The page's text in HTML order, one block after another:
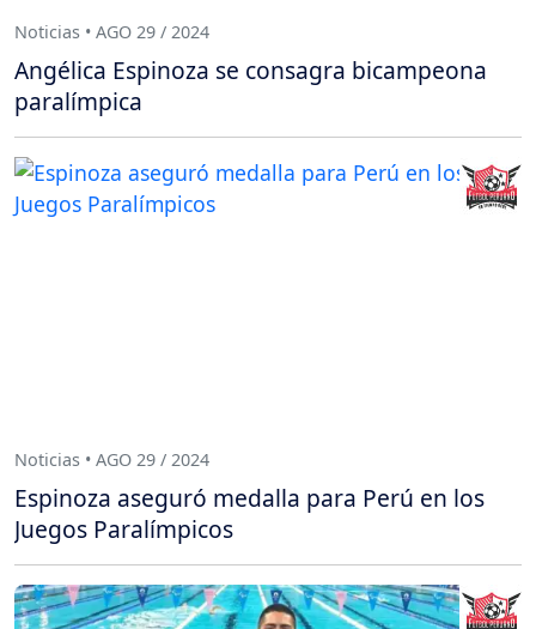
Noticias • AGO 29 / 2024
Angélica Espinoza se consagra bicampeona
paralímpica
Noticias • AGO 29 / 2024
Espinoza aseguró medalla para Perú en los
Juegos Paralímpicos